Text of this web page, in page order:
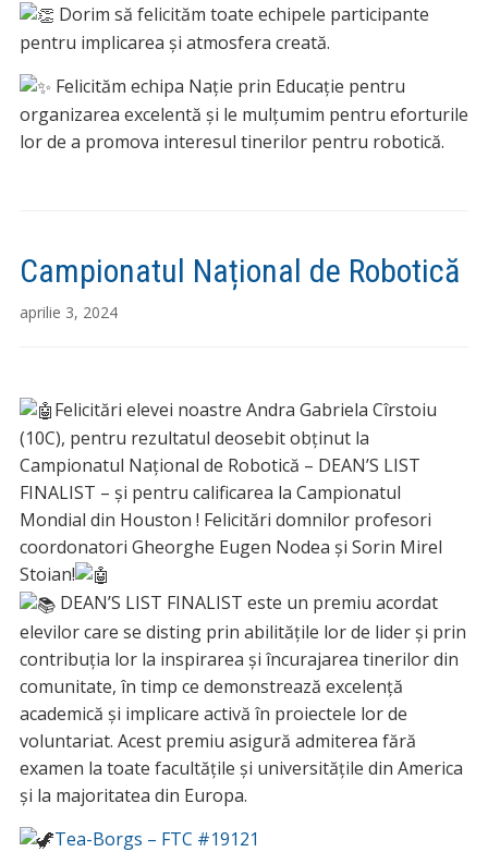
Dorim să felicităm toate echipele participante
pentru implicarea și atmosfera creată.
Felicităm echipa Nație prin Educație pentru
organizarea excelentă și le mulțumim pentru eforturile
lor de a promova interesul tinerilor pentru robotică.
Campionatul Național de Robotică
aprilie 3, 2024
Felicitări elevei noastre Andra Gabriela Cîrstoiu
(10C), pentru rezultatul deosebit obținut la
Campionatul Național de Robotică – DEAN’S LIST
FINALIST – și pentru calificarea la Campionatul
Mondial din Houston ! Felicitări domnilor profesori
coordonatori Gheorghe Eugen Nodea și Sorin Mirel
Stoian!
DEAN’S LIST FINALIST este un premiu acordat
elevilor care se disting prin abilitățile lor de lider și prin
contribuția lor la inspirarea și încurajarea tinerilor din
comunitate, în timp ce demonstrează excelență
academică și implicare activă în proiectele lor de
voluntariat. Acest premiu asigură admiterea fără
examen la toate facultățile şi universitățile din America
şi la majoritatea din Europa.
Tea-Borgs – FTC #19121